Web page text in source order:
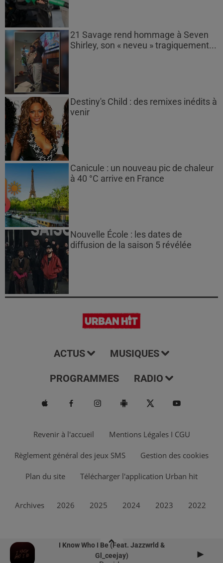
I Know Who I Be (feat. Jazzwrld &
Gl_ceejay)
21 Savage rend hommage à Seven
Shirley, son « neveu » tragiquement...
Destiny's Child : des remixes inédits à
venir
Canicule : un nouveau pic de chaleur
à 40 °C arrive en France
Nouvelle École : les dates de
diffusion de la saison 5 révélée
ACTUS MUSIQUES
PROGRAMMES RADIO
Revenir à l'accueil Mentions Légales I CGU
Règlement général des jeux SMS Gestion des cookies
Plan du site Télécharger l'application Urban hit
Archives 2026 2025 2024 2023 2022